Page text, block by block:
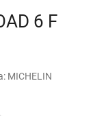
6 F
MICHELIN